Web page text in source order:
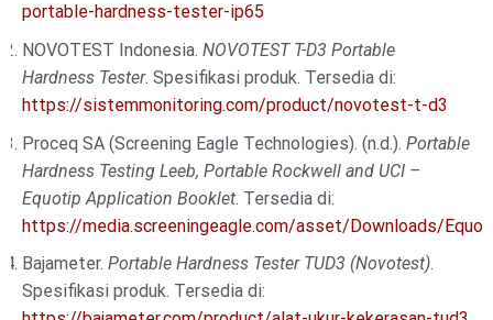
portable-hardness-tester-ip65
NOVOTEST Indonesia. NOVOTEST T-D3 Portable
Hardness Tester. Spesifikasi produk. Tersedia di:
https://sistemmonitoring.com/product/novotest-t-d3
Proceq SA (Screening Eagle Technologies). (n.d.). Portable
Hardness Testing Leeb, Portable Rockwell and UCI –
Equotip Application Booklet. Tersedia di:
https://media.screeningeagle.com/asset/Downloads/
Bajameter. Portable Hardness Tester TUD3 (Novotest).
Spesifikasi produk. Tersedia di: